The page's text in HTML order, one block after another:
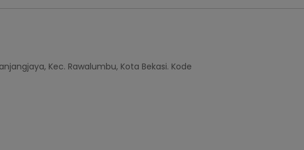
Kec. Rawalumbu, Kota Bekasi. Kode